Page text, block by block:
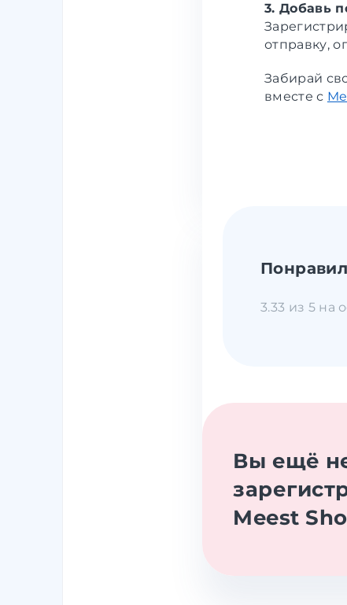
3. Добавь
отправку,
Забирай
вместе с
3.33 из 5 на
Вы ещё
Meest